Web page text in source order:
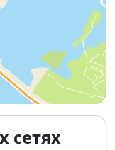
участников
сетях